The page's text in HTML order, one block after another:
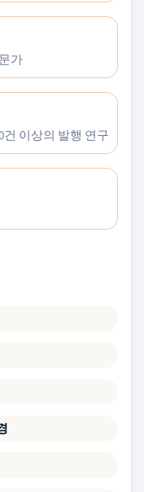
가
건 이상의 발행 연구